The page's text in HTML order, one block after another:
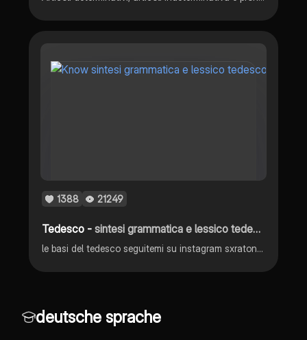
1388 21249
Tedesco -sintesi grammatica e lessico tedesco
le basi del tedesco seguitemi su instagram sxratonvn ciao
deutsche sprache